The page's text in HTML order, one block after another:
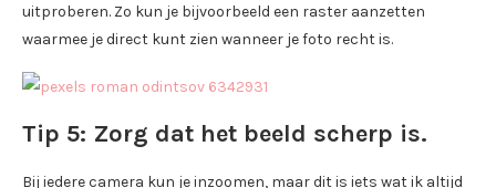
uitproberen. Zo kun je bijvoorbeeld een raster aanzetten
waarmee je direct kunt zien wanneer je foto recht is.
Tip 5: Zorg dat het beeld scherp is.
Bij iedere camera kun je inzoomen, maar dit is iets wat ik altijd